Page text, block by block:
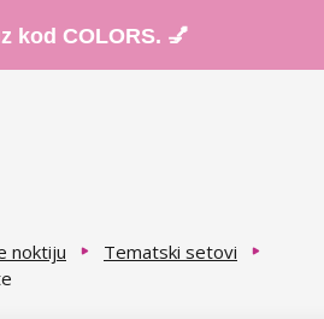
kod COLORS. 💅
noktiju
Tematski setovi